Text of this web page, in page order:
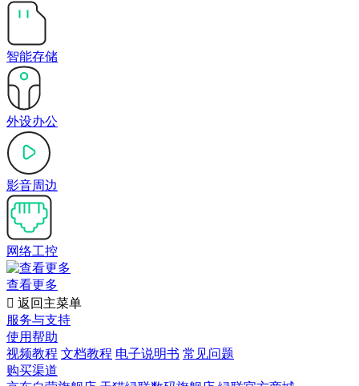
智能存储
外设办公
影音周边
网络工控
查看更多
 返回主菜单
服务与支持
使用帮助
视频教程 文档教程 电子说明书 常见问题
购买渠道